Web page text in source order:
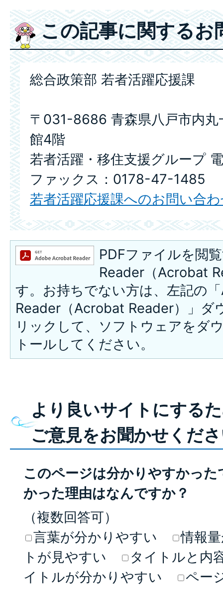
この記事に関するお
総合政策部 若者活躍応援課
〒031-8686 青森県八戸市内丸
館4階
若者活躍・移住支援グループ
ファックス：0178-47-1485
若者活躍応援課へのお問い合
PDFファイルを閲
Reader（Acrobat
す。お持ちでない方は、左記の
Reader（Acrobat Reader）」ダ
リックして、ソフトウェアをダ
トールしてください。
より良いサイトにする
ご意見をお聞かせくだ
このページは分かりやすかっ
かった理由はなんですか？
（複数回答可）
言葉が分かりやすい
情報
トが見やすい
タイトルと内
イトルが分かりやすい
ペー